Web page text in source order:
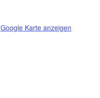
Google Karte anzeigen